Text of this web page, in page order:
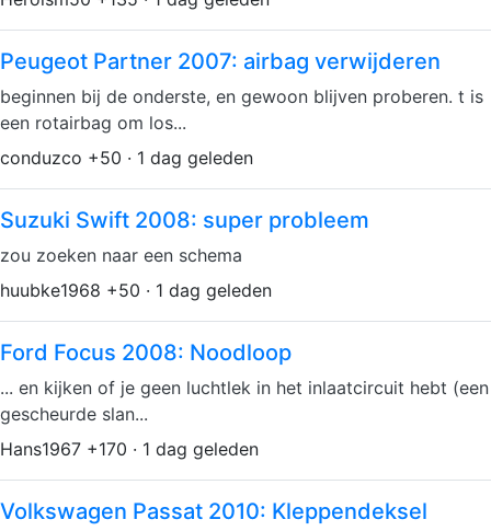
Peugeot Partner 2007: airbag verwijderen
beginnen bij de onderste, en gewoon blijven proberen. t is
een rotairbag om los...
conduzco +50 · 1 dag geleden
Suzuki Swift 2008: super probleem
zou zoeken naar een schema
huubke1968 +50 · 1 dag geleden
Ford Focus 2008: Noodloop
... en kijken of je geen luchtlek in het inlaatcircuit hebt (een
gescheurde slan...
Hans1967 +170 · 1 dag geleden
Volkswagen Passat 2010: Kleppendeksel